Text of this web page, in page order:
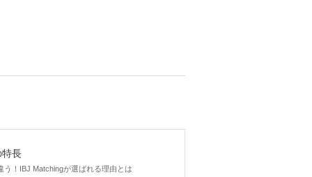
長
う！IBJ Matchingが選ばれる理由とは